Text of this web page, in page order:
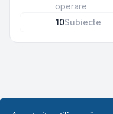
operare
10Subiecte